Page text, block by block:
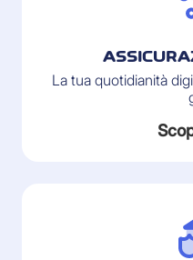
La tua quotidianità